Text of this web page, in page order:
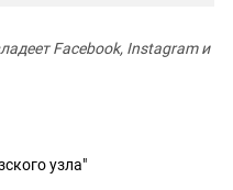
Facebook, Instagram и
узла"